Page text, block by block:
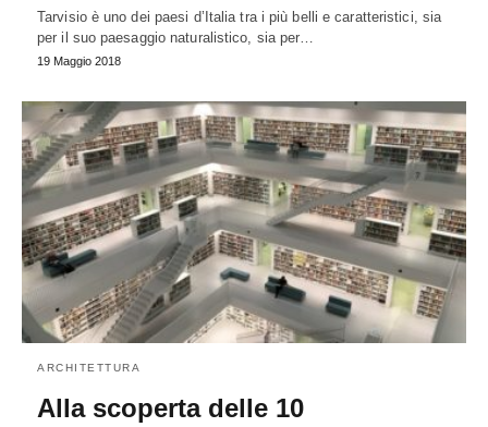
Tarvisio è uno dei paesi d’Italia tra i più belli e caratteristici, sia
per il suo paesaggio naturalistico, sia per…
19 Maggio 2018
ARCHITETTURA
Alla scoperta delle 10